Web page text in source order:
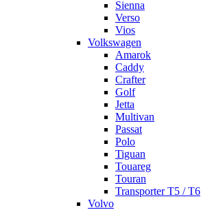
Sienna
Verso
Vios
Volkswagen
Amarok
Caddy
Crafter
Golf
Jetta
Multivan
Passat
Polo
Tiguan
Touareg
Touran
Transporter T5 / T6
Volvo